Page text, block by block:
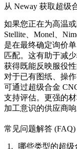
从 Neway 获取超级
如果您正在为高温或
Stellite、Monel、
是在最终确定询价
匹配。这有助于减
获得既能反映服役
对于已有图纸、操
可通过超级合金
支持评估。更强的
加工意识的供应商响
常见问题解答 (FAQ)
哪些类型的超级